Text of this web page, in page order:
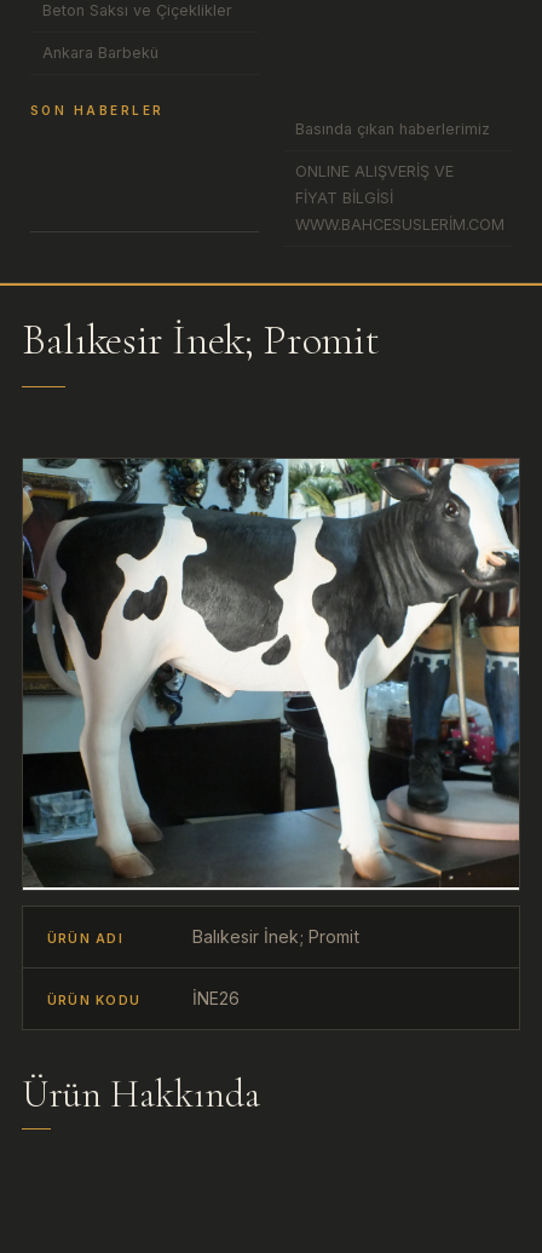
Beton Saksı ve Çiçeklikler
Ankara Barbekü
SON HABERLER
Basında çıkan haberlerimiz
ONLINE ALIŞVERİŞ VE
FİYAT BİLGİSİ
WWW.BAHCESUSLERİM.COM
Balıkesir İnek; Promit
ÜRÜN ADI Balıkesir İnek; Promit
ÜRÜN KODU İNE26
Ürün Hakkında